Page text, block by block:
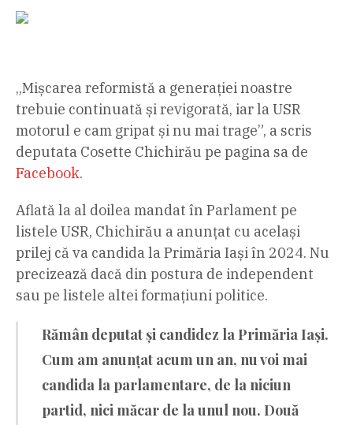
„Mișcarea reformistă a generației noastre
trebuie continuată și revigorată, iar la USR
motorul e cam gripat și nu mai trage”, a scris
deputata Cosette Chichirău pe pagina sa de
Facebook.
Aflată la al doilea mandat în Parlament pe
listele USR, Chichirău a anunțat cu același
prilej că va candida la Primăria Iași în 2024. Nu
precizează dacă din postura de independent
sau pe listele altei formațiuni politice.
Rămân deputat și candidez la Primăria Iași.
Cum am anunțat acum un an, nu voi mai
candida la parlamentare, de la niciun
partid, nici măcar de la unul nou. Două